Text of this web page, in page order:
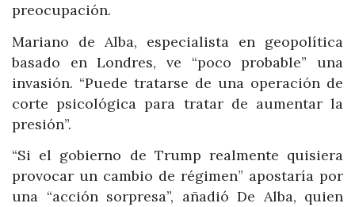
preocupación.
Mariano de Alba, especialista en geopolítica
basado en Londres, ve “poco probable” una
invasión. “Puede tratarse de una operación de
corte psicológica para tratar de aumentar la
presión”.
“Si el gobierno de Trump realmente quisiera
provocar un cambio de régimen” apostaría por
una “acción sorpresa”, añadió De Alba, quien